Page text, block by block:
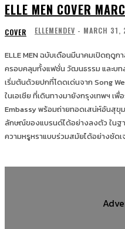
ELLE MEN COVER
COVER ELLEMENDEV - MARCH 31,
ELLE MEN ฉบับเดือนมีนาคมเปิดฤดู
ครอบคลุมทั้งแฟชั่น วัฒนธรรม และบ
เริ่มต้นด้วยปกที่โดดเด่นจาก Song
ในเอเชีย ที่เดินทางมายังกรุงเทพฯ
Embassy พร้อมถ่ายทอดเสน่ห์อันสุขุ
ลักษณ์ของแบรนด์ได้อย่างลงตัว ในฐ